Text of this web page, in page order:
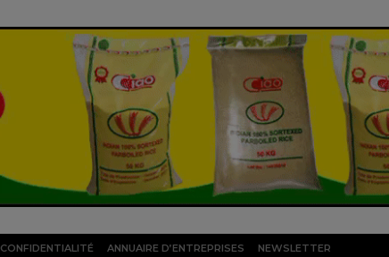
CONFIDENTIALITÉ ANNUAIRE D’ENTREPRISES NEWSLETTER